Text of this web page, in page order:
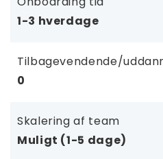
1-3 hverdage
Tilbagevendende/
0
Skalering af team
Muligt (1-5 dage)